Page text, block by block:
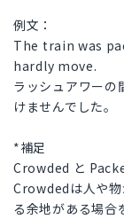
例文：
The train was
hardly move.
ラッシュアワーの
けませんでした。
*補足
Crowded と
Crowdedは人や物
る余地がある場合